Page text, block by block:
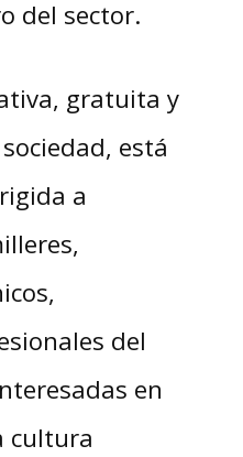
del sector.
gratuita y
está
a
del
en
cultura